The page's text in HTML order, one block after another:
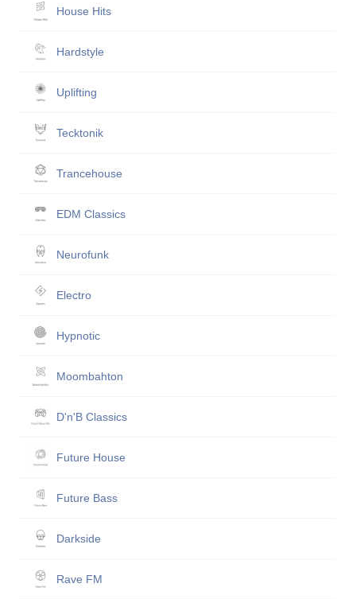
House Hits
Hardstyle
Uplifting
Tecktonik
Trancehouse
EDM Classics
Neurofunk
Electro
Hypnotic
Moombahton
D'n'B Classics
Future House
Future Bass
Darkside
Rave FM